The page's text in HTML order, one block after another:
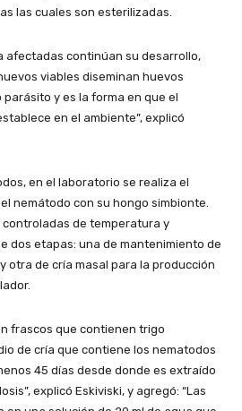
las cuales son esterilizadas.
afectadas continúan su desarrollo,
viables diseminan huevos
y es la forma en que el
en el ambiente”, explicó
en el laboratorio se realiza el
nemátodo con su hongo simbionte.
controladas de temperatura y
dos etapas: una de mantenimiento de
otra de cría masal para la producción
frascos que contienen trigo
de cría que contiene los nematodos
45 días desde donde es extraído
explicó Eskiviski, y agregó: “Las